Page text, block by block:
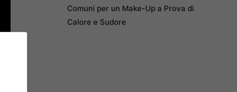
Comuni per un Make-Up a Prova di
Calore e Sudore